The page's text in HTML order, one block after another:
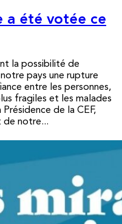
a été votée ce
la possibilité de
pays une rupture
entre les personnes,
fragiles et les malades
de la CEF,
de notre...